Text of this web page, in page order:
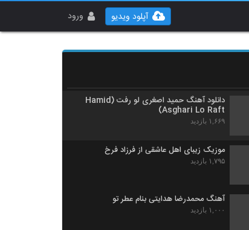
ورود آپلود ویدیو
دانلود آهنگ مرتضی سرمدی آغلاما اورگیم
دانلود آهنگ حمید اصغری لو رفت (Hamid
Asghari Lo Raft)
۱,۶۶۹ بازدید
موزیک زیبای اهل عاشقی از فرزاد فرخ
۱,۷۹۵ بازدید
آهنگ محمدرضا هدایتی بنام عطر تو
۱,۰۰۰ بازدید